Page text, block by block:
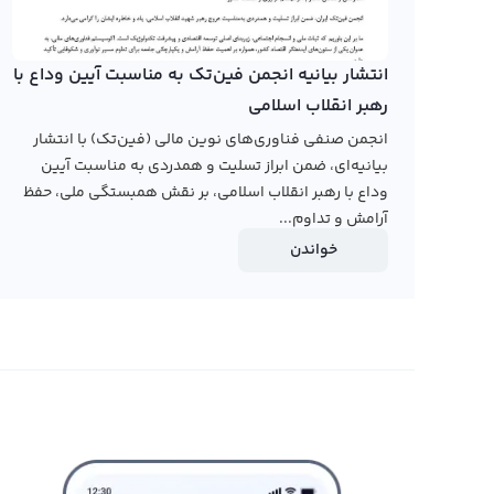
قیمت های پلتفرم خرید و فروش رمز ارز دیجیتال رابکس
نخواهید کرد.
خرید استکس بدون احراز هویت
انتشار بیانیه انجمن فین‌تک به مناسبت آیین وداع با
رهبر انقلاب اسلامی
انجمن صنفی فناوری‌های نوین مالی (فین‌تک) با انتشار
بیانیه‌ای، ضمن ابراز تسلیت و همدردی به مناسبت آیین
وداع با رهبر انقلاب اسلامی، بر نقش همبستگی ملی، حفظ
آرامش و تداوم...
خواندن